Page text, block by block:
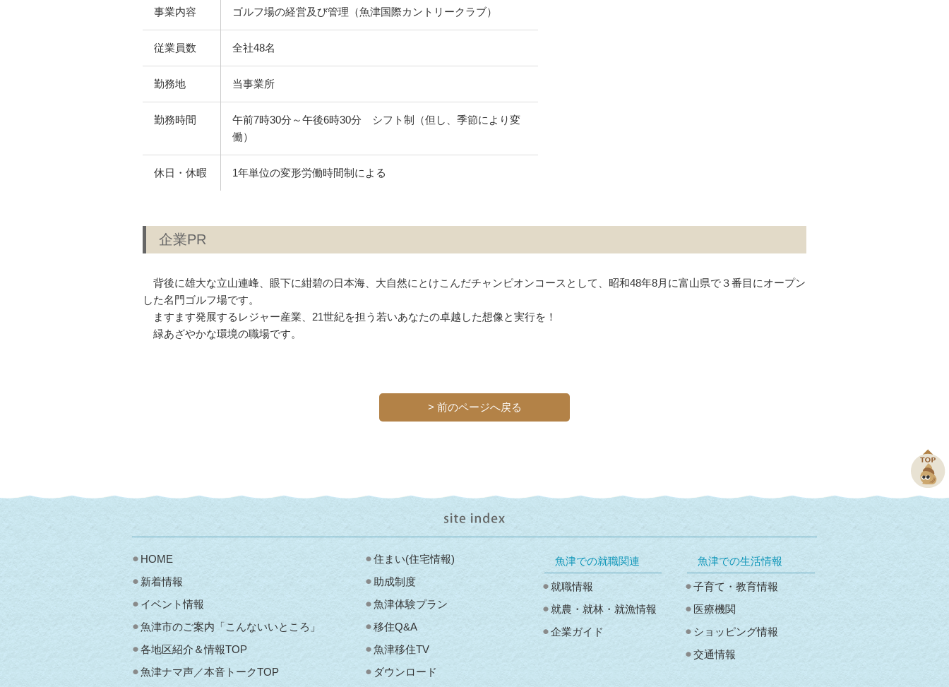
事業内容 ゴルフ場の経営及び管理（魚津国際カントリークラブ）
従業員数 全社48名
勤務地 当事業所
勤務時間
午前7時30分～午後6時30分 シフト制（但し、季節により変
働）
休日・休暇 1年単位の変形労働時間制による
企業PR
背後に雄大な立山連峰、眼下に紺碧の日本海、大自然にとけこんだチャンピオンコースとして、昭和48年8月に富山県で３番目にオープン
した名門ゴルフ場です。
ますます発展するレジャー産業、21世紀を担う若いあなたの卓越した想像と実行を！
緑あざやかな環境の職場です。
> 前のページへ戻る
HOME
新着情報
イベント情報
魚津市のご案内「こんないいところ」
各地区紹介＆情報TOP
魚津ナマ声／本音トークTOP
住まい(住宅情報)
助成制度
魚津体験プラン
移住Q&A
魚津移住TV
ダウンロード
魚津での就職関連
就職情報
就農・就林・就漁情報
企業ガイド
魚津での生活情報
子育て・教育情報
医療機関
ショッピング情報
交通情報